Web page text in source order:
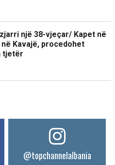
një 38-vjeçar/ Kapet në
Kavajë, procedohet
tjetër
@topchannelalbania